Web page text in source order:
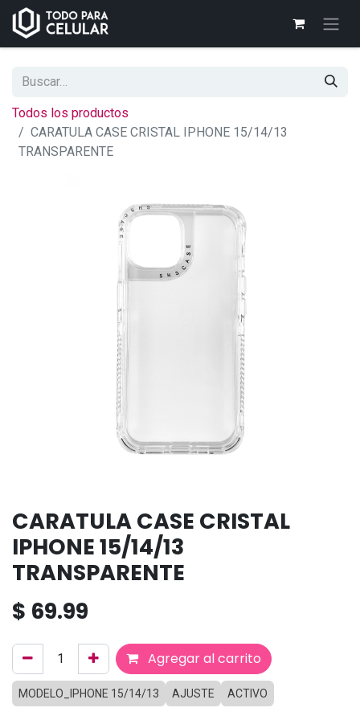
Todos los productos
CARATULA CASE CRISTAL IPHONE 15/14/13
TRANSPARENTE
CARATULA CASE CRISTAL
IPHONE 15/14/13
TRANSPARENTE
$ 69.99
Agregar al carrito
MODELO_IPHONE 15/14/13 AJUSTE ACTIVO